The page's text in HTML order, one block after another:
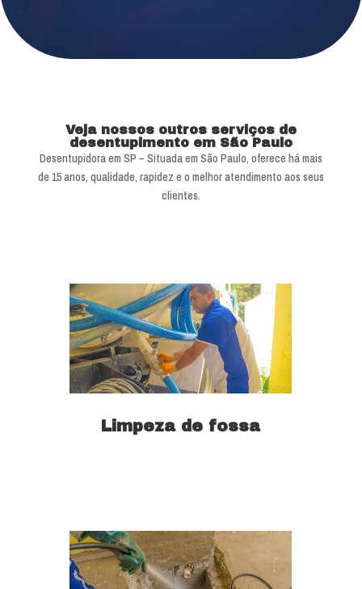
Veja nossos outros serviços de
desentupimento em São Paulo
Desentupidora em SP – Situada em São Paulo, oferece há mais
de 15 anos, qualidade, rapidez e o melhor atendimento aos seus
clientes.
Limpeza de fossa